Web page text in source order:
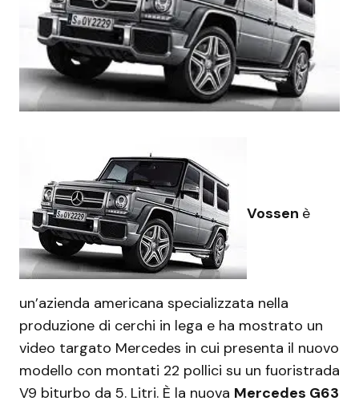
Vossen è
un’azienda americana specializzata nella
produzione di cerchi in lega e ha mostrato un
video targato Mercedes in cui presenta il nuovo
modello con montati 22 pollici su un fuoristrada
V9 biturbo da 5. Litri. È la nuova Mercedes G63